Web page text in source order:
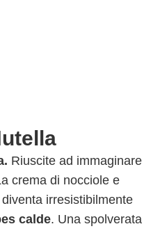
Riuscite ad immaginare
crema di nocciole e
irresistibilmente
calde. Una spolverata